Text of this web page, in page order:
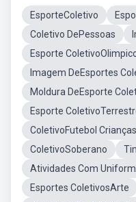
EsporteColetivo
Coletivo DePessoas
Esporte
Imagem DeEsportes
Moldura DeEsporte
Esporte
ColetivoFutebol Crianças
ColetivoSoberano
Atividades Com
Esportes ColetivosArte